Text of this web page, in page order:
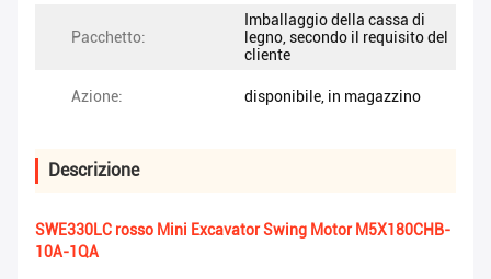
Pacchetto:
Imballaggio della cassa di
legno, secondo il requisito del
cliente
Azione: disponibile, in magazzino
Descrizione
SWE330LC rosso Mini Excavator Swing Motor M5X180CHB-
10A-1QA